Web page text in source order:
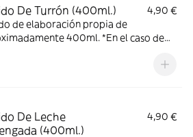
De Turrón (400ml.)
4,90 €
de elaboración propia de
400ml. *En el caso de
la nata llegue en las condiciones que
De Leche
(400ml.)
4,90 €